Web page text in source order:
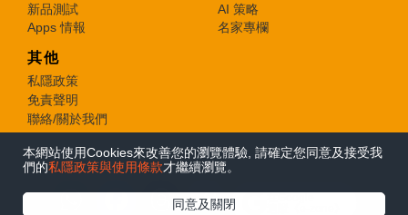
本網站使用Cookies來改善您的瀏覽體驗, 請確定您同意及接受我
們的私隱政策與使用條款才繼續瀏覽。
同意及關閉
新品測試
Apps 情報
AI 策略
名家專欄
其他
私隱政策
免責聲明
聯絡/關於我們
© 2026 e-zone. All Rights Reserved.